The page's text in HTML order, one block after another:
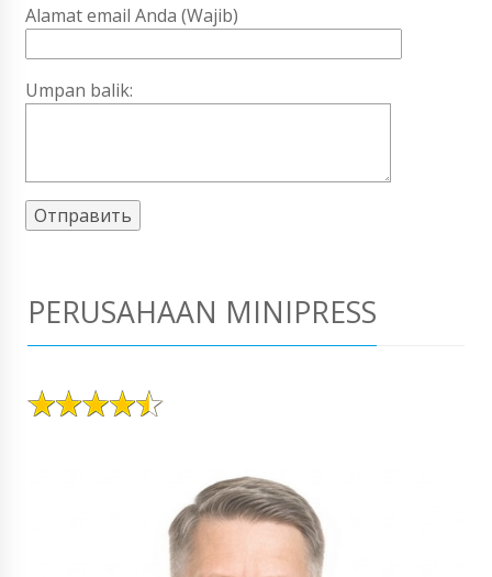
Alamat email Anda (Wajib)
Umpan balik:
PERUSAHAAN MINIPRESS